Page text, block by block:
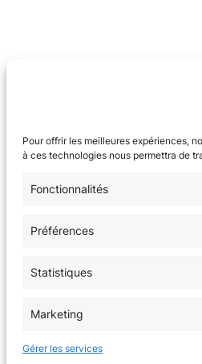
Pour offrir les meilleures expériences,
à ces technologies nous permettra de
Fonctionnalités
Préférences
Statistiques
Marketing
Gérer les services